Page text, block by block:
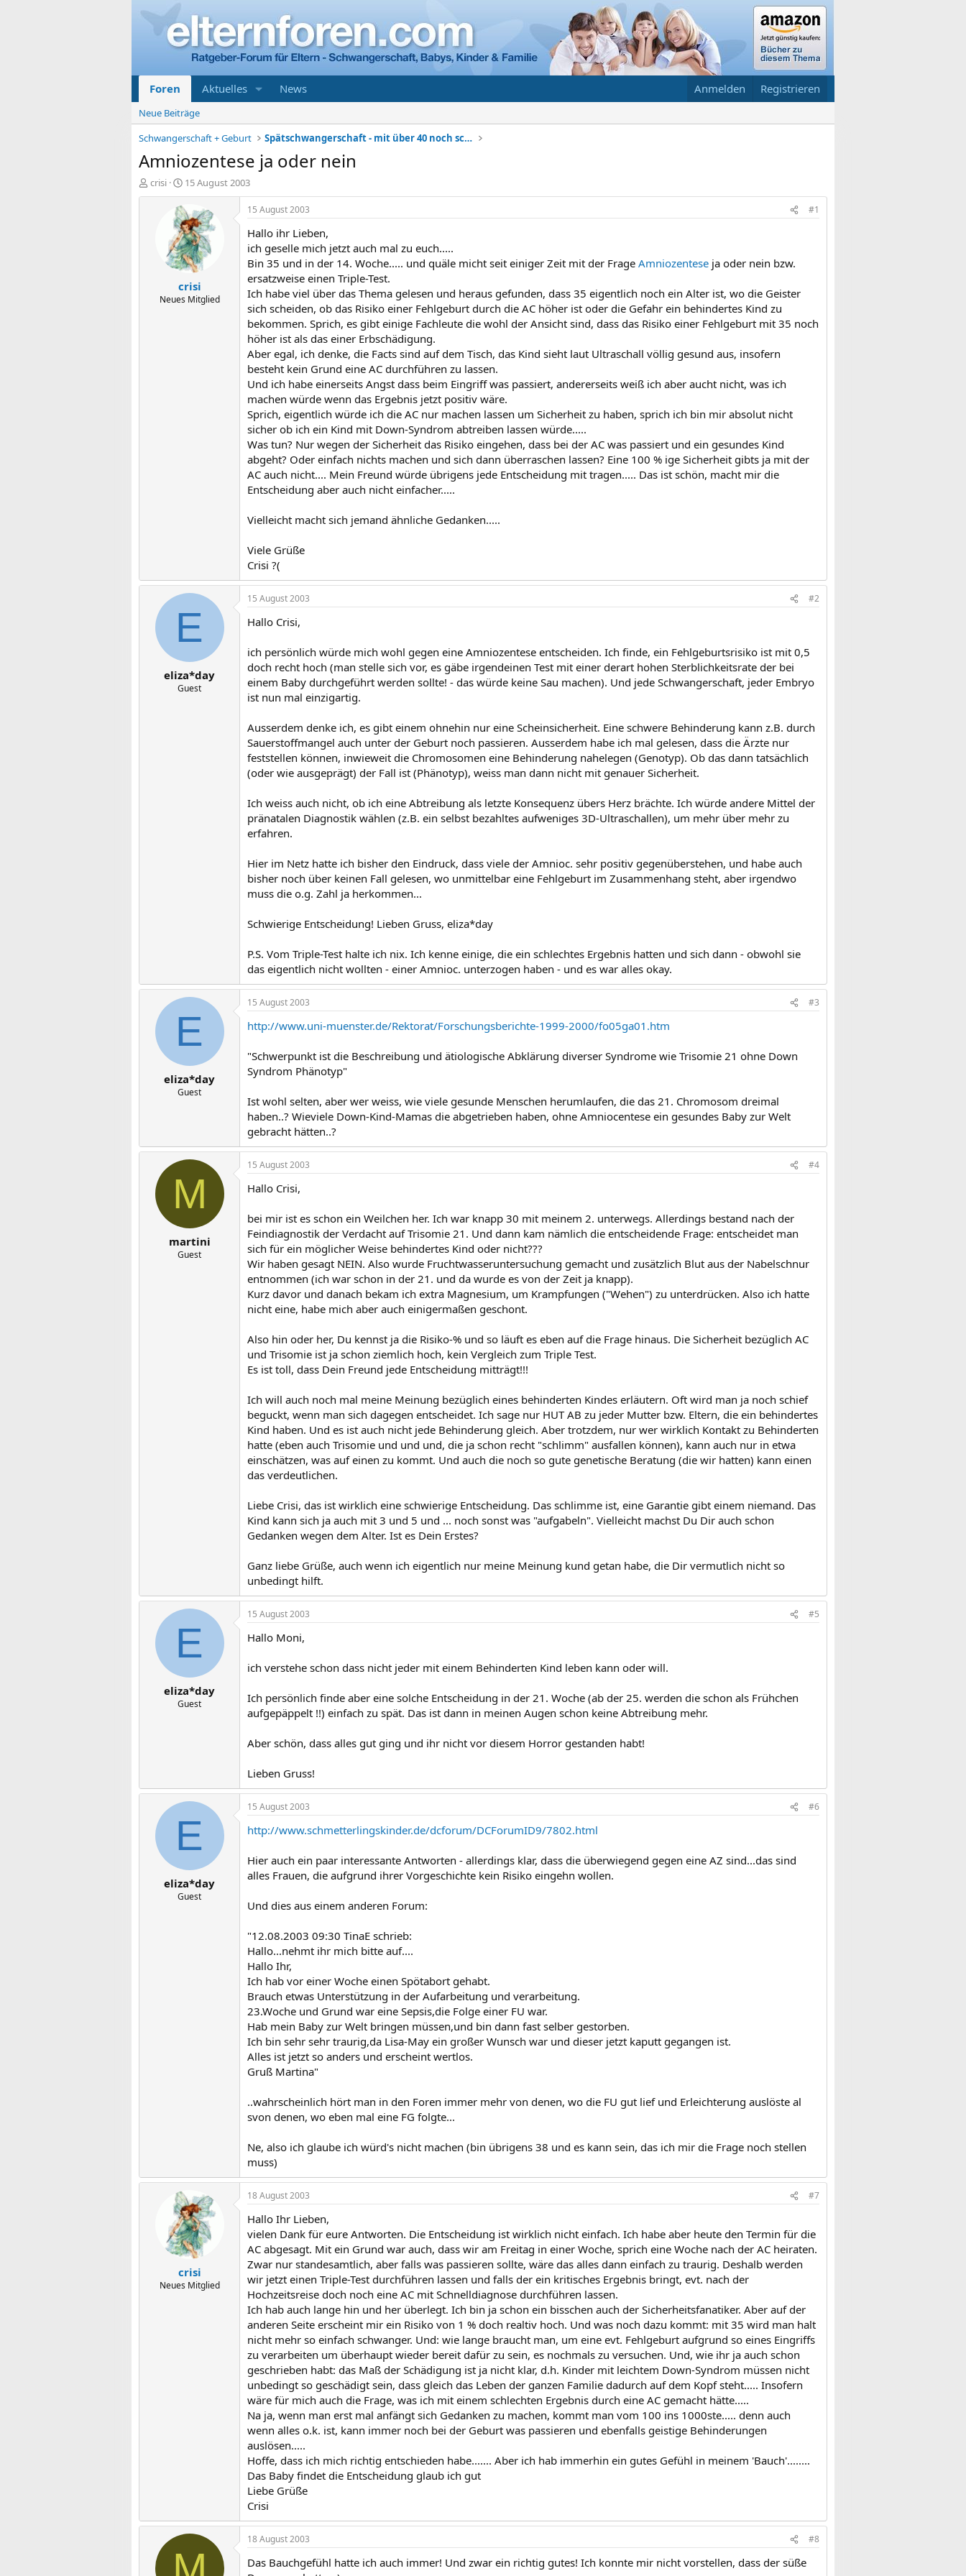
Foren Aktuelles News Anmelden Registrieren
Neue Beiträge
Schwangerschaft + Geburt
Spätschwangerschaft - mit über 40 noch schwanger?
Amniozentese ja oder nein
E
r
crisi
E
r
s
t
e
l
l
t
a
m
15 August 2003
crisi
Neues Mitglied
15 August 2003 #1
Hallo ihr Lieben,
ich geselle mich jetzt auch mal zu euch.....
Bin 35 und in der 14. Woche..... und quäle micht seit einiger Zeit mit der Frage Amniozentese ja oder nein bzw.
ersatzweise einen Triple-Test.
Ich habe viel über das Thema gelesen und heraus gefunden, dass 35 eigentlich noch ein Alter ist, wo die Geister
sich scheiden, ob das Risiko einer Fehlgeburt durch die AC höher ist oder die Gefahr ein behindertes Kind zu
bekommen. Sprich, es gibt einige Fachleute die wohl der Ansicht sind, dass das Risiko einer Fehlgeburt mit 35 noch
höher ist als das einer Erbschädigung.
Aber egal, ich denke, die Facts sind auf dem Tisch, das Kind sieht laut Ultraschall völlig gesund aus, insofern
besteht kein Grund eine AC durchführen zu lassen.
Und ich habe einerseits Angst dass beim Eingriff was passiert, andererseits weiß ich aber aucht nicht, was ich
machen würde wenn das Ergebnis jetzt positiv wäre.
Sprich, eigentlich würde ich die AC nur machen lassen um Sicherheit zu haben, sprich ich bin mir absolut nicht
sicher ob ich ein Kind mit Down-Syndrom abtreiben lassen würde.....
Was tun? Nur wegen der Sicherheit das Risiko eingehen, dass bei der AC was passiert und ein gesundes Kind
abgeht? Oder einfach nichts machen und sich dann überraschen lassen? Eine 100 % ige Sicherheit gibts ja mit der
AC auch nicht.... Mein Freund würde übrigens jede Entscheidung mit tragen..... Das ist schön, macht mir die
Entscheidung aber auch nicht einfacher.....
Vielleicht macht sich jemand ähnliche Gedanken.....
Viele Grüße
Crisi ?(
E
eliza*day
Guest
15 August 2003 #2
Hallo Crisi,
ich persönlich würde mich wohl gegen eine Amniozentese entscheiden. Ich finde, ein Fehlgeburtsrisiko ist mit 0,5
doch recht hoch (man stelle sich vor, es gäbe irgendeinen Test mit einer derart hohen Sterblichkeitsrate der bei
einem Baby durchgeführt werden sollte! - das würde keine Sau machen). Und jede Schwangerschaft, jeder Embryo
ist nun mal einzigartig.
Ausserdem denke ich, es gibt einem ohnehin nur eine Scheinsicherheit. Eine schwere Behinderung kann z.B. durch
Sauerstoffmangel auch unter der Geburt noch passieren. Ausserdem habe ich mal gelesen, dass die Ärzte nur
feststellen können, inwieweit die Chromosomen eine Behinderung nahelegen (Genotyp). Ob das dann tatsächlich
(oder wie ausgeprägt) der Fall ist (Phänotyp), weiss man dann nicht mit genauer Sicherheit.
Ich weiss auch nicht, ob ich eine Abtreibung als letzte Konsequenz übers Herz brächte. Ich würde andere Mittel der
pränatalen Diagnostik wählen (z.B. ein selbst bezahltes aufweniges 3D-Ultraschallen), um mehr über mehr zu
erfahren.
Hier im Netz hatte ich bisher den Eindruck, dass viele der Amnioc. sehr positiv gegenüberstehen, und habe auch
bisher noch über keinen Fall gelesen, wo unmittelbar eine Fehlgeburt im Zusammenhang steht, aber irgendwo
muss die o.g. Zahl ja herkommen...
Schwierige Entscheidung! Lieben Gruss, eliza*day
P.S. Vom Triple-Test halte ich nix. Ich kenne einige, die ein schlechtes Ergebnis hatten und sich dann - obwohl sie
das eigentlich nicht wollten - einer Amnioc. unterzogen haben - und es war alles okay.
E
eliza*day
Guest
15 August 2003 #3
http://www.uni-muenster.de/Rektorat/Forschungsberichte-1999-2000/fo05ga01.htm
"Schwerpunkt ist die Beschreibung und ätiologische Abklärung diverser Syndrome wie Trisomie 21 ohne Down
Syndrom Phänotyp"
Ist wohl selten, aber wer weiss, wie viele gesunde Menschen herumlaufen, die das 21. Chromosom dreimal
haben..? Wieviele Down-Kind-Mamas die abgetrieben haben, ohne Amniocentese ein gesundes Baby zur Welt
gebracht hätten..?
M
martini
Guest
15 August 2003 #4
Hallo Crisi,
bei mir ist es schon ein Weilchen her. Ich war knapp 30 mit meinem 2. unterwegs. Allerdings bestand nach der
Feindiagnostik der Verdacht auf Trisomie 21. Und dann kam nämlich die entscheidende Frage: entscheidet man
sich für ein möglicher Weise behindertes Kind oder nicht???
Wir haben gesagt NEIN. Also wurde Fruchtwasseruntersuchung gemacht und zusätzlich Blut aus der Nabelschnur
entnommen (ich war schon in der 21. und da wurde es von der Zeit ja knapp).
Kurz davor und danach bekam ich extra Magnesium, um Krampfungen ("Wehen") zu unterdrücken. Also ich hatte
nicht eine, habe mich aber auch einigermaßen geschont.
Also hin oder her, Du kennst ja die Risiko-% und so läuft es eben auf die Frage hinaus. Die Sicherheit bezüglich AC
und Trisomie ist ja schon ziemlich hoch, kein Vergleich zum Triple Test.
Es ist toll, dass Dein Freund jede Entscheidung mitträgt!!!
Ich will auch noch mal meine Meinung bezüglich eines behinderten Kindes erläutern. Oft wird man ja noch schief
beguckt, wenn man sich dagegen entscheidet. Ich sage nur HUT AB zu jeder Mutter bzw. Eltern, die ein behindertes
Kind haben. Und es ist auch nicht jede Behinderung gleich. Aber trotzdem, nur wer wirklich Kontakt zu Behinderten
hatte (eben auch Trisomie und und und, die ja schon recht "schlimm" ausfallen können), kann auch nur in etwa
einschätzen, was auf einen zu kommt. Und auch die noch so gute genetische Beratung (die wir hatten) kann einen
das verdeutlichen.
Liebe Crisi, das ist wirklich eine schwierige Entscheidung. Das schlimme ist, eine Garantie gibt einem niemand. Das
Kind kann sich ja auch mit 3 und 5 und ... noch sonst was "aufgabeln". Vielleicht machst Du Dir auch schon
Gedanken wegen dem Alter. Ist es Dein Erstes?
Ganz liebe Grüße, auch wenn ich eigentlich nur meine Meinung kund getan habe, die Dir vermutlich nicht so
unbedingt hilft.
E
eliza*day
Guest
15 August 2003 #5
Hallo Moni,
ich verstehe schon dass nicht jeder mit einem Behinderten Kind leben kann oder will.
Ich persönlich finde aber eine solche Entscheidung in der 21. Woche (ab der 25. werden die schon als Frühchen
aufgepäppelt !!) einfach zu spät. Das ist dann in meinen Augen schon keine Abtreibung mehr.
Aber schön, dass alles gut ging und ihr nicht vor diesem Horror gestanden habt!
Lieben Gruss!
E
eliza*day
Guest
15 August 2003 #6
http://www.schmetterlingskinder.de/dcforum/DCForumID9/7802.html
Hier auch ein paar interessante Antworten - allerdings klar, dass die überwiegend gegen eine AZ sind...das sind
alles Frauen, die aufgrund ihrer Vorgeschichte kein Risiko eingehn wollen.
Und dies aus einem anderen Forum:
"12.08.2003 09:30 TinaE schrieb:
Hallo...nehmt ihr mich bitte auf....
Hallo Ihr,
Ich hab vor einer Woche einen Spötabort gehabt.
Brauch etwas Unterstützung in der Aufarbeitung und verarbeitung.
23.Woche und Grund war eine Sepsis,die Folge einer FU war.
Hab mein Baby zur Welt bringen müssen,und bin dann fast selber gestorben.
Ich bin sehr sehr traurig,da Lisa-May ein großer Wunsch war und dieser jetzt kaputt gegangen ist.
Alles ist jetzt so anders und erscheint wertlos.
Gruß Martina"
..wahrscheinlich hört man in den Foren immer mehr von denen, wo die FU gut lief und Erleichterung auslöste al
svon denen, wo eben mal eine FG folgte...
Ne, also ich glaube ich würd's nicht machen (bin übrigens 38 und es kann sein, das ich mir die Frage noch stellen
muss)
crisi
Neues Mitglied
18 August 2003 #7
Hallo Ihr Lieben,
vielen Dank für eure Antworten. Die Entscheidung ist wirklich nicht einfach. Ich habe aber heute den Termin für die
AC abgesagt. Mit ein Grund war auch, dass wir am Freitag in einer Woche, sprich eine Woche nach der AC heiraten.
Zwar nur standesamtlich, aber falls was passieren sollte, wäre das alles dann einfach zu traurig. Deshalb werden
wir jetzt einen Triple-Test durchführen lassen und falls der ein kritisches Ergebnis bringt, evt. nach der
Hochzeitsreise doch noch eine AC mit Schnelldiagnose durchführen lassen.
Ich hab auch lange hin und her überlegt. Ich bin ja schon ein bisschen auch der Sicherheitsfanatiker. Aber auf der
anderen Seite erscheint mir ein Risiko von 1 % doch realtiv hoch. Und was noch dazu kommt: mit 35 wird man halt
nicht mehr so einfach schwanger. Und: wie lange braucht man, um eine evt. Fehlgeburt aufgrund so eines Eingriffs
zu verarbeiten um überhaupt wieder bereit dafür zu sein, es nochmals zu versuchen. Und, wie ihr ja auch schon
geschrieben habt: das Maß der Schädigung ist ja nicht klar, d.h. Kinder mit leichtem Down-Syndrom müssen nicht
unbedingt so geschädigt sein, dass gleich das Leben der ganzen Familie dadurch auf dem Kopf steht..... Insofern
wäre für mich auch die Frage, was ich mit einem schlechten Ergebnis durch eine AC gemacht hätte.....
Na ja, wenn man erst mal anfängt sich Gedanken zu machen, kommt man vom 100 ins 1000ste..... denn auch
wenn alles o.k. ist, kann immer noch bei der Geburt was passieren und ebenfalls geistige Behinderungen
auslösen.....
Hoffe, dass ich mich richtig entschieden habe....... Aber ich hab immerhin ein gutes Gefühl in meinem 'Bauch'........
Das Baby findet die Entscheidung glaub ich gut
Liebe Grüße
Crisi
18 August 2003 #8
Das Bauchgefühl hatte ich auch immer! Und zwar ein richtig gutes! Ich konnte mir nicht vorstellen, dass der süße